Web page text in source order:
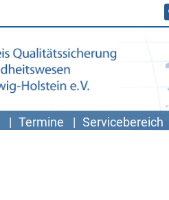
Termine Servicebereich